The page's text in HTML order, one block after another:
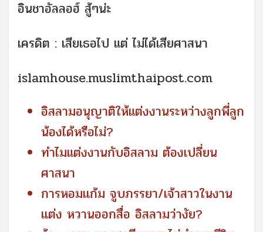
อินชาอัลลอฮ์ สู้ๆน่ะ
เครดิต : เสียเธอไป แต่ ไม่ได้เสียศาสนา
islamhouse.muslimthaipost.com
อิสลามอนุญาติให้แต่งงานระหว่างลูกพี่ลูก
น้องได้หรือไม่?
ทำไมแต่งงานกับอิสลาม ต้องเปลี่ยน
ศาสนา
การหอมเเก้ม จูบภรรยา/เจ้าสาวในงาน
เเต่ง หวานออกสื่อ อิสลามว่างัย?